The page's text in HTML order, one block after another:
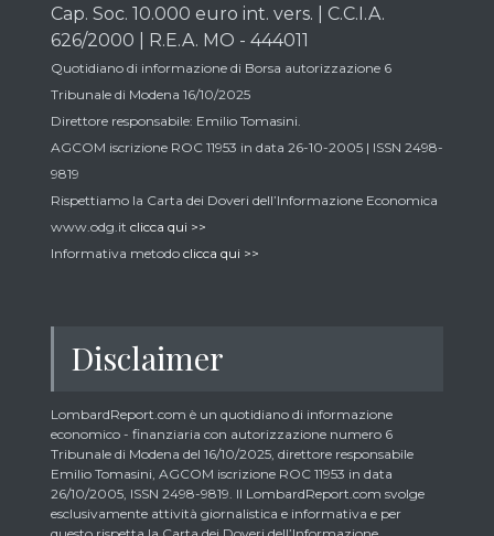
Cap. Soc. 10.000 euro int. vers. | C.C.I.A.
626/2000 | R.E.A. MO - 444011
Quotidiano di informazione di Borsa autorizzazione 6
Tribunale di Modena 16/10/2025
Direttore responsabile: Emilio Tomasini.
AGCOM iscrizione ROC 11953 in data 26-10-2005 | ISSN 2498-
9819
Rispettiamo la Carta dei Doveri dell’Informazione Economica
www.odg.it clicca qui >>
Informativa metodo clicca qui >>
Disclaimer
LombardReport.com è un quotidiano di informazione
economico - finanziaria con autorizzazione numero 6
Tribunale di Modena del 16/10/2025, direttore responsabile
Emilio Tomasini, AGCOM iscrizione ROC 11953 in data
26/10/2005, ISSN 2498-9819. Il LombardReport.com svolge
esclusivamente attività giornalistica e informativa e per